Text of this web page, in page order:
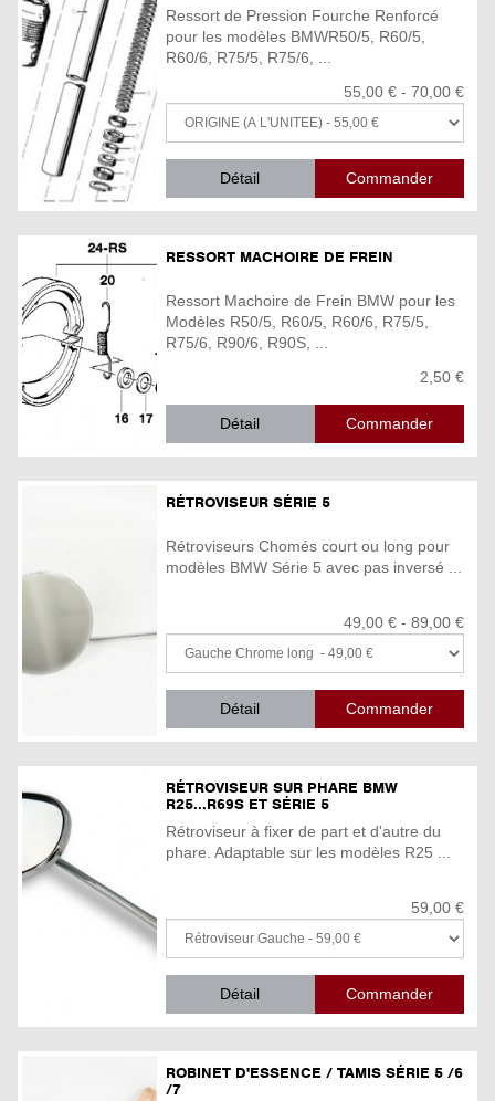
Ressort de Pression Fourche Renforcé
pour les modèles BMWR50/5, R60/5,
R60/6, R75/5, R75/6, ...
55,00 € - 70,00 €
Détail
RESSORT MACHOIRE DE FREIN
Ressort Machoire de Frein BMW pour les
Modèles R50/5, R60/5, R60/6, R75/5,
R75/6, R90/6, R90S, ...
2,50 €
Détail
RÉTROVISEUR SÉRIE 5
Rétroviseurs Chomés court ou long pour
modèles BMW Série 5 avec pas inversé ...
49,00 € - 89,00 €
Détail
RÉTROVISEUR SUR PHARE BMW
R25...R69S ET SÉRIE 5
Rétroviseur à fixer de part et d'autre du
phare. Adaptable sur les modèles R25 ...
59,00 €
Détail
ROBINET D'ESSENCE / TAMIS SÉRIE 5 /6
/7